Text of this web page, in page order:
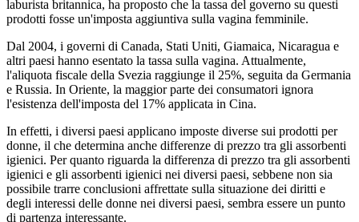
laburista britannica, ha proposto che la tassa del governo su questi
prodotti fosse un'imposta aggiuntiva sulla vagina femminile.
Dal 2004, i governi di Canada, Stati Uniti, Giamaica, Nicaragua e
altri paesi hanno esentato la tassa sulla vagina. Attualmente,
l'aliquota fiscale della Svezia raggiunge il 25%, seguita da Germania
e Russia. In Oriente, la maggior parte dei consumatori ignora
l'esistenza dell'imposta del 17% applicata in Cina.
In effetti, i diversi paesi applicano imposte diverse sui prodotti per
donne, il che determina anche differenze di prezzo tra gli assorbenti
igienici. Per quanto riguarda la differenza di prezzo tra gli assorbenti
igienici e gli assorbenti igienici nei diversi paesi, sebbene non sia
possibile trarre conclusioni affrettate sulla situazione dei diritti e
degli interessi delle donne nei diversi paesi, sembra essere un punto
di partenza interessante.